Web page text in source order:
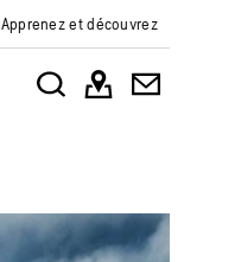
Apprenez et découvrez